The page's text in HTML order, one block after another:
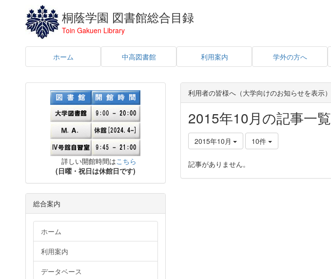
桐蔭学園 図書館総合目録
Toin Gakuen Library
ホーム 中高図書館 利用案内 学外の方へ
利用者の皆様へ（大学向けのお知らせを表示）
2015年10月の記事一覧
2015年10月 10件
記事がありません。
詳しい開館時間はこちら
(日曜・祝日は休館日です)
総合案内
ホーム
利用案内
データベース